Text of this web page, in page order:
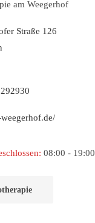
am Weegerhof
Straße 126
: 08:00 - 19:00